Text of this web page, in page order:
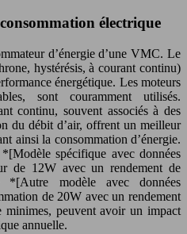
électrique
d’énergie d’une VMC. Le
hystérésis, à courant continu)
énergétique. Les moteurs
sont couramment utilisés.
continu, souvent associés à des
du débit d’air, offrent un meilleur
ainsi la consommation d’énergie.
spécifique avec données
de 12W avec un rendement de
modèle avec données
de 20W avec un rendement
minimes, peuvent avoir un impact
annuelle.